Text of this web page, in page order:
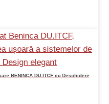
BENINCA DU.ITCF cu Deschidere